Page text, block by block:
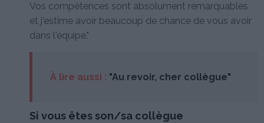
Vos compétences sont absolument remarquables
et j'estime avoir beaucoup de chance de vous avoir
dans l'équipe."
À lire aussi : "Au revoir, cher collègue"
Si vous êtes son/sa collègue